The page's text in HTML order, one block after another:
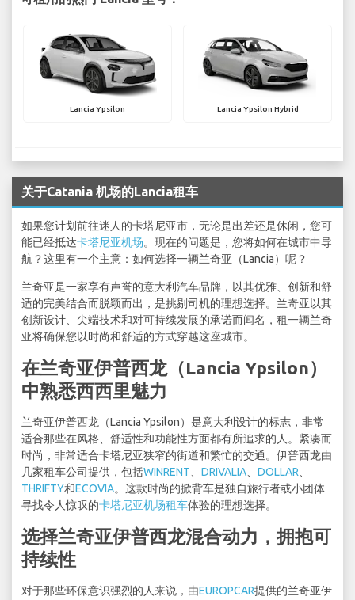
Lancia Ypsilon Lancia Ypsilon Hybrid
关于Catania 机场的Lancia租车
如果您计划前往迷人的卡塔尼亚市，无论是出差还是休闲，您可
能已经抵达卡塔尼亚机场。现在的问题是，您将如何在城市中导
航？这里有一个主意：如何选择一辆兰奇亚（Lancia）呢？
兰奇亚是一家享有声誉的意大利汽车品牌，以其优雅、创新和舒
适的完美结合而脱颖而出，是挑剔司机的理想选择。兰奇亚以其
创新设计、尖端技术和对可持续发展的承诺而闻名，租一辆兰奇
亚将确保您以时尚和舒适的方式穿越这座城市。
在兰奇亚伊普西龙（Lancia Ypsilon）
中熟悉西西里魅力
兰奇亚伊普西龙（Lancia Ypsilon）是意大利设计的标志，非常
适合那些在风格、舒适性和功能性方面都有所追求的人。紧凑而
时尚，非常适合卡塔尼亚狭窄的街道和繁忙的交通。伊普西龙由
几家租车公司提供，包括WINRENT DRIVALIA DOLLAR
THRIFTY和ECOVIA。这款时尚的掀背车是独自旅行者或小团体
寻找令人惊叹的卡塔尼亚机场租车体验的理想选择。
选择兰奇亚伊普西龙混合动力，拥抱可
持续性
对于那些环保意识强烈的人来说，由EUROPCAR提供的兰奇亚伊